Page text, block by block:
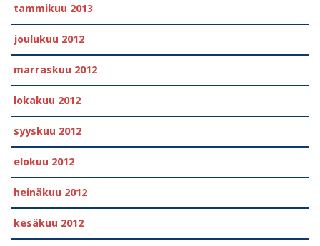
tammikuu 2013
joulukuu 2012
marraskuu 2012
lokakuu 2012
syyskuu 2012
elokuu 2012
heinäkuu 2012
kesäkuu 2012